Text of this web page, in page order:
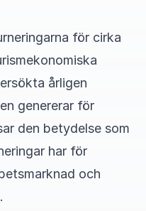
för cirka
årligen
genererar för
den betydelse som
har för
och